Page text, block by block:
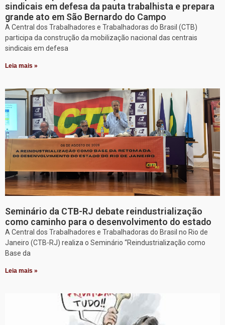
sindicais em defesa da pauta trabalhista e prepara
grande ato em São Bernardo do Campo
A Central dos Trabalhadores e Trabalhadoras do Brasil (CTB)
participa da construção da mobilização nacional das centrais
sindicais em defesa
Leia mais »
Seminário da CTB-RJ debate reindustrialização
como caminho para o desenvolvimento do estado
A Central dos Trabalhadores e Trabalhadoras do Brasil no Rio de
Janeiro (CTB-RJ) realiza o Seminário “Reindustrialização como
Base da
Leia mais »